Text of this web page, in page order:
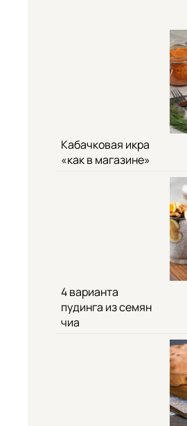
Кабачковая икра
«как в магазине»
4 варианта
пудинга из семян
чиа